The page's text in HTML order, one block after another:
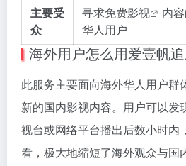
主要受
众
寻求免费影视
内
华人用户
海外用户怎么用爱壹帆追
此服务主要面向海外华人用户群
新的国内影视内容。用户可以发
视台或网络平台播出后数小时内
看，极大地缩短了海外观众与国